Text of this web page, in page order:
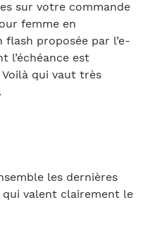
sur votre commande
femme en
proposée par l’e-
l’échéance est
qui vaut très
les dernières
valent clairement le